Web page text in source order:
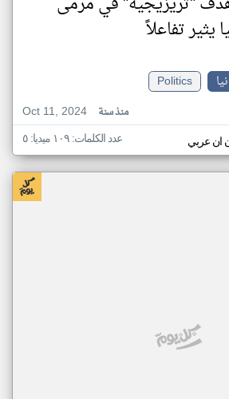
يثير تفاعلاً
Politics
Oct 11, 2024
منذ سنة
ان عربي عدد الكلمات: ١٠٩ ميديا: ٥